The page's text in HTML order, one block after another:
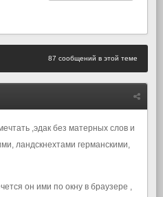
87 сообщений в этой теме
,эдак без матерных слов и
ландскнехтами германскими,
он ими по окну в браузере ,